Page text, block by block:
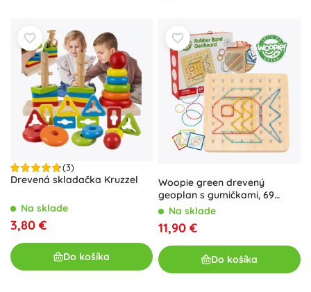
(3)
Drevená skladačka Kruzzel
Na sklade
3,80 €
Do košíka
Woopie green drevený
geoplan s gumičkami, 69
dielov, FSC
Na sklade
11,90 €
Do košíka